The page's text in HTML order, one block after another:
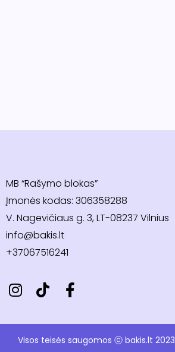
MB “Rašymo blokas”
Įmonės kodas: 306358288
V. Nagevičiaus g. 3, LT-08237 Vilnius
info@bakis.lt
+37067516241
Visos teisės saugomos ⓒ bakis.lt 2023